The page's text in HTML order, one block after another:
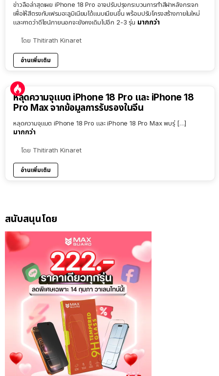
ข่าวลือล่าสุดเผย iPhone 18 Pro อาจปรับปรุงกระบวนการทำสีฝาหลังกระจก
เพื่อให้สีตรงกับเฟรมอะลูมิเนียมได้แนบเนียนขึ้น พร้อมปรับโครงสร้างภายในใหม่
และคาดว่าดีไซน์ภายนอกจะยังคงเดิมไปอีก 2-3 รุ่น มากกว่า
โดย Thitirath Kinaret
อ่านเพิ่มเติม
หลุดความจุแบต iPhone 18 Pro และ iPhone 18
Pro Max จากข้อมูลการรับรองในจีน
หลุดความจุแบต iPhone 18 Pro และ iPhone 18 Pro Max พบรุ่ […]
มากกว่า
โดย Thitirath Kinaret
อ่านเพิ่มเติม
สนับสนุนโดย